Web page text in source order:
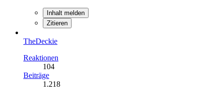
Inhalt melden
Zitieren
TheDeckie
Reaktionen
104
Beiträge
1.218